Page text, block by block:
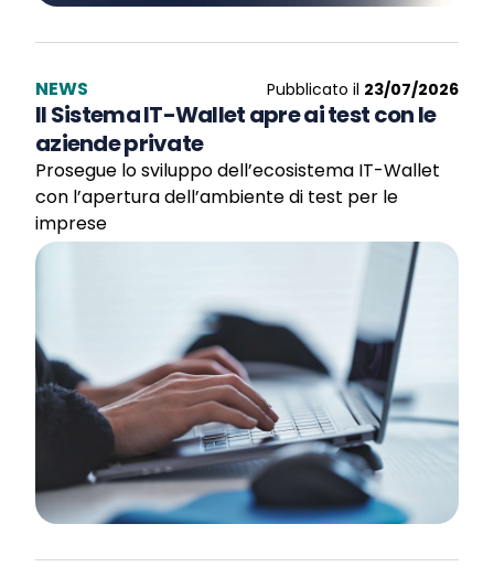
NEWS Pubblicato il 23/07/2026
Il Sistema IT-Wallet apre ai test con le
aziende private
Prosegue lo sviluppo dell’ecosistema IT-Wallet
con l’apertura dell’ambiente di test per le
imprese